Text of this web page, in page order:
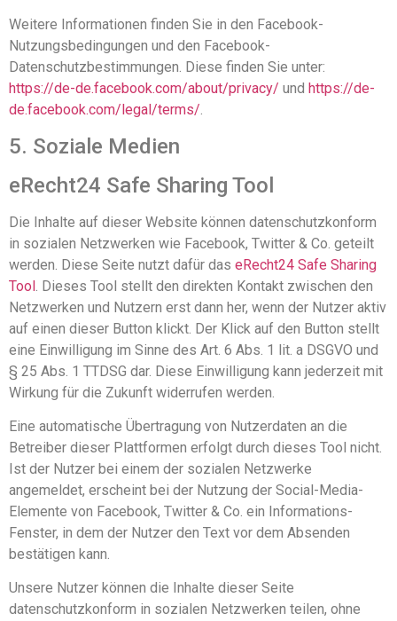
Weitere Informationen finden Sie in den Facebook-
Nutzungsbedingungen und den Facebook-
Datenschutzbestimmungen. Diese finden Sie unter:
https://de-de.facebook.com/about/privacy/ und https://de-
de.facebook.com/legal/terms/.
5. Soziale Medien
eRecht24 Safe Sharing Tool
Die Inhalte auf dieser Website können datenschutzkonform
in sozialen Netzwerken wie Facebook, Twitter & Co. geteilt
werden. Diese Seite nutzt dafür das eRecht24 Safe Sharing
Tool . Dieses Tool stellt den direkten Kontakt zwischen den
Netzwerken und Nutzern erst dann her, wenn der Nutzer aktiv
auf einen dieser Button klickt. Der Klick auf den Button stellt
eine Einwilligung im Sinne des Art. 6 Abs. 1 lit. a DSGVO und
§ 25 Abs. 1 TTDSG dar. Diese Einwilligung kann jederzeit mit
Wirkung für die Zukunft widerrufen werden.
Eine automatische Übertragung von Nutzerdaten an die
Betreiber dieser Plattformen erfolgt durch dieses Tool nicht.
Ist der Nutzer bei einem der sozialen Netzwerke
angemeldet, erscheint bei der Nutzung der Social-Media-
Elemente von Facebook, Twitter & Co. ein Informations-
Fenster, in dem der Nutzer den Text vor dem Absenden
bestätigen kann.
Unsere Nutzer können die Inhalte dieser Seite
datenschutzkonform in sozialen Netzwerken teilen, ohne